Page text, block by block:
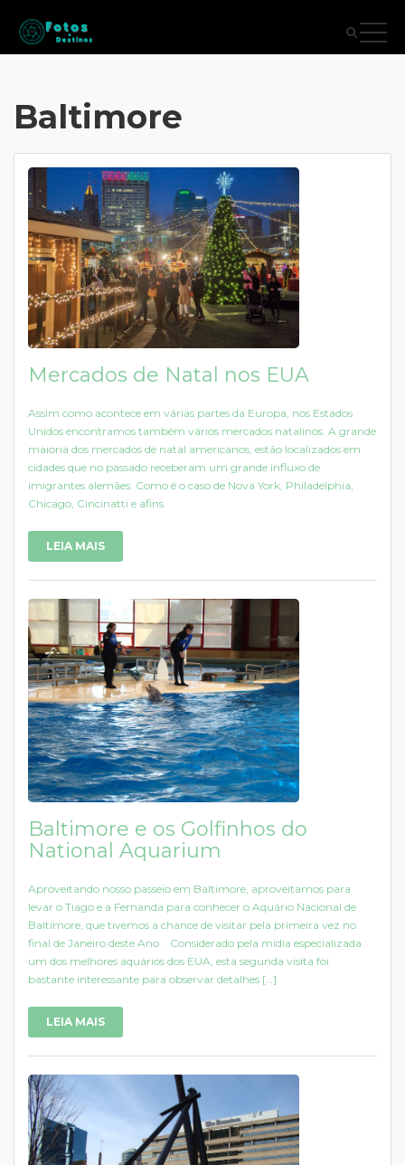
Baltimore
Mercados de Natal nos EUA
Assim como acontece em várias partes da Europa, nos Estados
Unidos encontramos também vários mercados natalinos. A grande
maioria dos mercados de natal americanos, estão localizados em
cidades que no passado receberam um grande influxo de
imigrantes alemães. Como é o caso de Nova York, Philadelphia,
Chicago, Cincinatti e afins.
LEIA MAIS
Baltimore e os Golfinhos do
National Aquarium
Aproveitando nosso passeio em Baltimore, aproveitamos para
levar o Tiago e a Fernanda para conhecer o Aquário Nacional de
Baltimore, que tivemos a chance de visitar pela primeira vez no
final de Janeiro deste Ano. Considerado pela mídia especializada
um dos melhores aquários dos EUA, esta segunda visita foi
bastante interessante para observar detalhes […]
LEIA MAIS